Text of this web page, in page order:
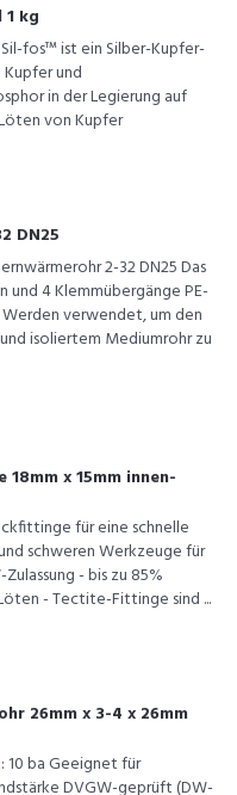
kg
fos™ ist ein Silber-Kupfer-
und
in der Legierung auf
von Kupfer
DN25
2-32 DN25 Das
und 4 Klemmübergänge PE-
verwendet, um den
isoliertem Mediumrohr zu
x 15mm innen-
für eine schnelle
schweren Werkzeuge für
- bis zu 85%
- Tectite-Fittinge sind ...
26mm x 3-4 x 26mm
ba Geeignet für
DVGW-geprüft (DW-